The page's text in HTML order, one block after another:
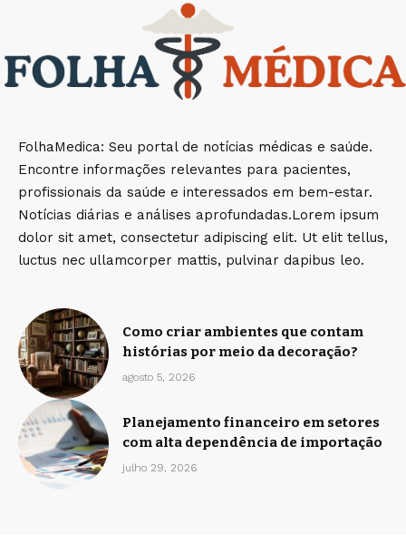
FolhaMedica: Seu portal de notícias médicas e saúde.
Encontre informações relevantes para pacientes,
profissionais da saúde e interessados em bem-estar.
Notícias diárias e análises aprofundadas.Lorem ipsum
dolor sit amet, consectetur adipiscing elit. Ut elit tellus,
luctus nec ullamcorper mattis, pulvinar dapibus leo.
Como criar ambientes que contam
histórias por meio da decoração?
agosto 5, 2026
Planejamento financeiro em setores
com alta dependência de importação
julho 29, 2026